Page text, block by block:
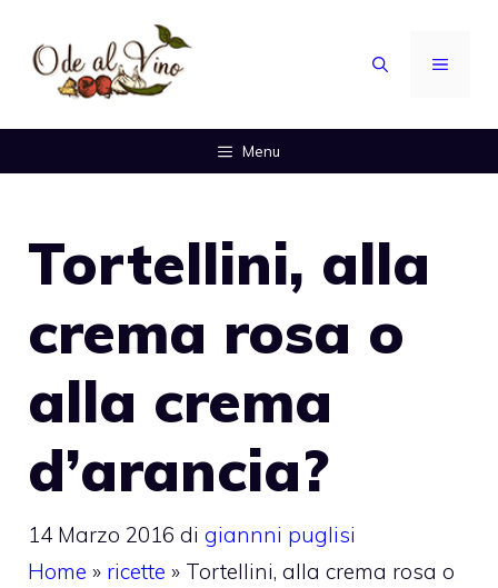
contenuto
MENU
Menu
Tortellini, alla
crema rosa o
alla crema
d’arancia?
14 Marzo 2016 di giannni puglisi
Home » ricette » Tortellini, alla crema rosa o